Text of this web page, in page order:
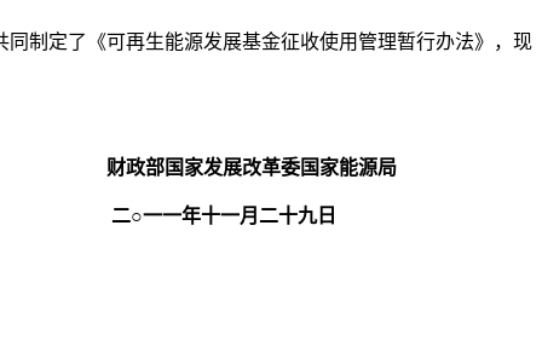
制定了《可再生能源发展基金征收使用管理暂行办法》，现
财政部国家发展改革委国家能源局
九日